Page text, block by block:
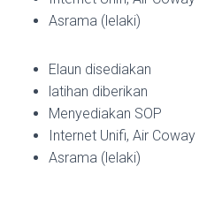
Asrama (lelaki)
Elaun disediakan
latihan diberikan
Menyediakan SOP
Internet Unifi, Air Coway
Asrama (lelaki)